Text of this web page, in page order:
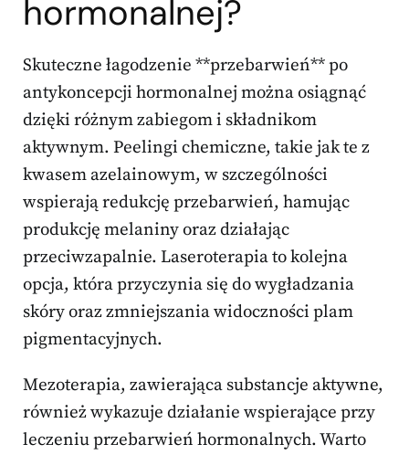
hormonalnej?
Skuteczne łagodzenie **przebarwień** po
antykoncepcji hormonalnej można osiągnąć
dzięki różnym zabiegom i składnikom
aktywnym. Peelingi chemiczne, takie jak te z
kwasem azelainowym, w szczególności
wspierają redukcję przebarwień, hamując
produkcję melaniny oraz działając
przeciwzapalnie. Laseroterapia to kolejna
opcja, która przyczynia się do wygładzania
skóry oraz zmniejszania widoczności plam
pigmentacyjnych.
Mezoterapia, zawierająca substancje aktywne,
również wykazuje działanie wspierające przy
leczeniu przebarwień hormonalnych. Warto